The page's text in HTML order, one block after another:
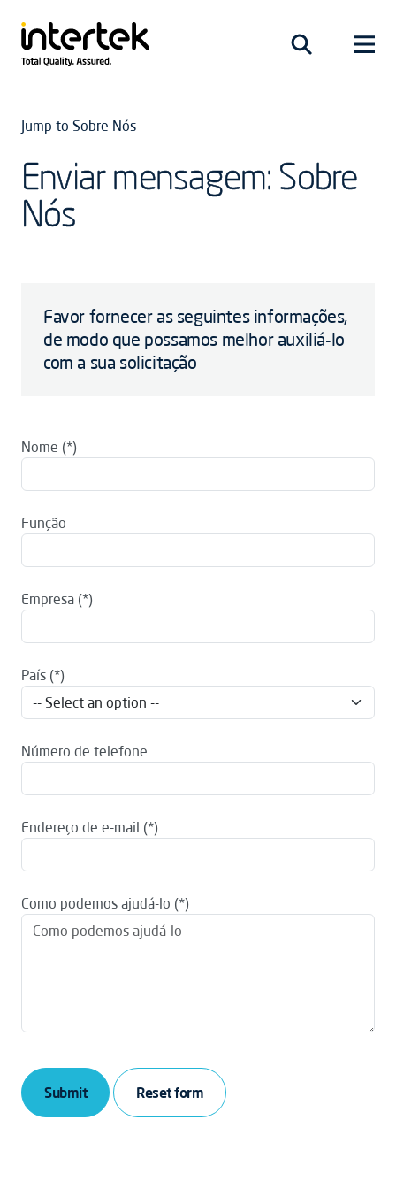
Jump to Sobre Nós
Enviar mensagem: Sobre
Nós
Favor fornecer as seguintes informações,
de modo que possamos melhor auxiliá-lo
com a sua solicitação
Nome
Função
Empresa
País
Número de telefone
Endereço de e-mail
Como podemos ajudá-lo
Submit